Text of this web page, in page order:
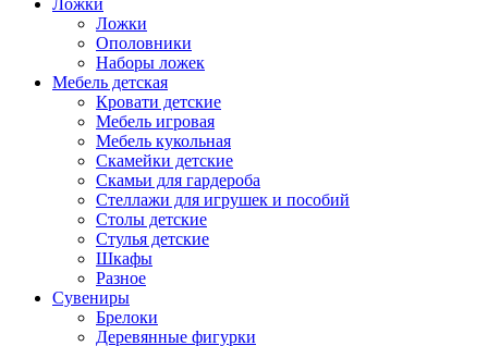
Ложки
Ложки
Ополовники
Наборы ложек
Мебель детская
Кровати детские
Мебель игровая
Мебель кукольная
Скамейки детские
Скамьи для гардероба
Стеллажи для игрушек и пособий
Столы детские
Стулья детские
Шкафы
Разное
Сувениры
Брелоки
Деревянные фигурки